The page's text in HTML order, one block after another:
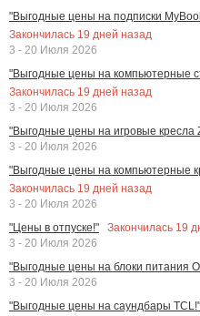
"Выгодные цены на подписки
Закончилась 19 дней назад
3 - 20 Июля 2026
"Выгодные цены на компьютерные
Закончилась 19 дней назад
3 - 20 Июля 2026
"Выгодные цены на игровые кресла
3 - 20 Июля 2026
"Выгодные цены на компьютерные
Закончилась 19 дней назад
3 - 20 Июля 2026
"Цены в отпуске!"
Закончилась 19
3 - 20 Июля 2026
"Выгодные цены на блоки питания
3 - 20 Июля 2026
"Выгодные цены на саундбары TCL!"